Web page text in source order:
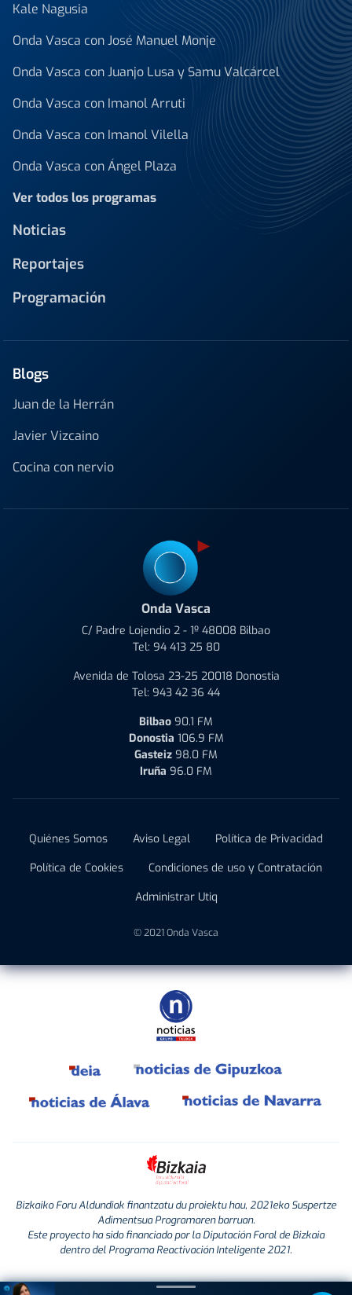
Kale Nagusia
Onda Vasca con José Manuel Monje
Onda Vasca con Juanjo Lusa y Samu Valcárcel
Onda Vasca con Imanol Arruti
Onda Vasca con Imanol Vilella
Onda Vasca con Ángel Plaza
Ver todos los programas
Noticias
Reportajes
Programación
Blogs
Juan de la Herrán
Javier Vizcaino
Cocina con nervio
Onda Vasca
C/ Padre Lojendio 2 - 1º 48008 Bilbao
Tel: 94 413 25 80
Avenida de Tolosa 23-25 20018 Donostia
Tel: 943 42 36 44
Bilbao 90.1 FM
Donostia 106.9 FM
Gasteiz 98.0 FM
Iruña 96.0 FM
Quiénes Somos Aviso Legal
Política de Privacidad
Política de Cookies
Condiciones de uso y Contratación
Administrar Utiq
© 2021 Onda Vasca
Bizkaiko Foru Aldundiak finantzatu du proiektu hau, 2021eko Suspertze
Adimentsua Programaren barruan.
Este proyecto ha sido financiado por la Diputación Foral de Bizkaia
dentro del Programa Reactivación Inteligente 2021.